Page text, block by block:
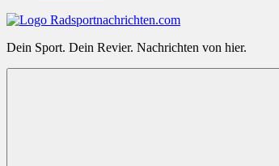
Radsportnachrichten.com
Dein Sport. Dein Revier. Nachrichten von hier.